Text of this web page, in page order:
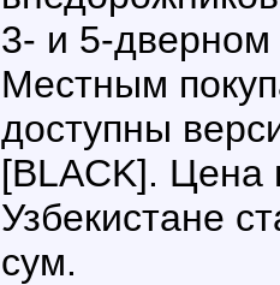
3- и 5-дверном
Местным
доступны
[BLACK]. Цена
Узбекистане
сум.